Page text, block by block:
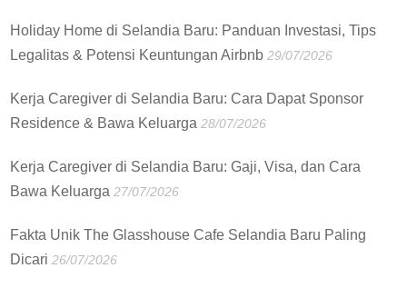
Holiday Home di Selandia Baru: Panduan Investasi, Tips
Legalitas & Potensi Keuntungan Airbnb 29/07/2026
Kerja Caregiver di Selandia Baru: Cara Dapat Sponsor
Residence & Bawa Keluarga 28/07/2026
Kerja Caregiver di Selandia Baru: Gaji, Visa, dan Cara
Bawa Keluarga 27/07/2026
Fakta Unik The Glasshouse Cafe Selandia Baru Paling
Dicari 26/07/2026